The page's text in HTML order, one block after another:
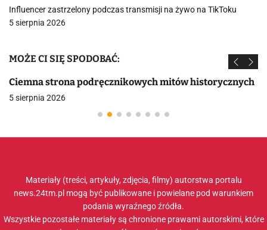
Influencer zastrzelony podczas transmisji na żywo na TikToku
5 sierpnia 2026
MOŻE CI SIĘ SPODOBAĆ:
Ciemna strona podręcznikowych mitów historycznych
5 sierpnia 2026
Materiały (treści, artykuły, zdjęcia, filmy) autorstwa portalu
news.24tm.pl mogą być publikowane i powielane pod warunkiem
podania wyraźnego źródła.
Wszystkie pozostałe materiały są chronione prawami autorskimi, które